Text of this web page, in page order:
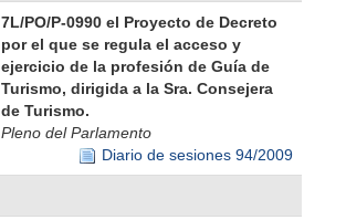
7L/PO/P-0990 el Proyecto de Decreto
por el que se regula el acceso y
ejercicio de la profesión de Guía de
Turismo, dirigida a la Sra. Consejera
de Turismo.
Pleno del Parlamento
Diario de sesiones 94/2009